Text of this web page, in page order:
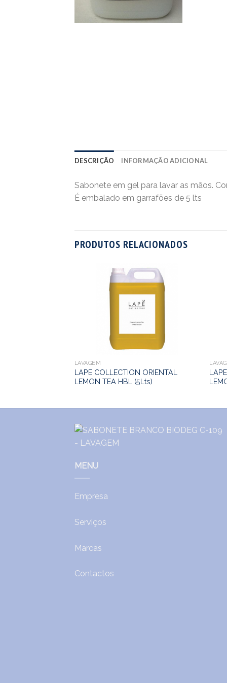
DESCRIÇÃO INFORMAÇÃO ADICIONAL
Sabonete em gel para lavar as mãos.
É embalado em garrafões de 5 lts
PRODUTOS RELACIONADOS
LAVAGEM
LAPE COLLECTION ORIENTAL
LEMON TEA HBL (5Lts)
MENU
Empresa
Serviços
Marcas
Contactos